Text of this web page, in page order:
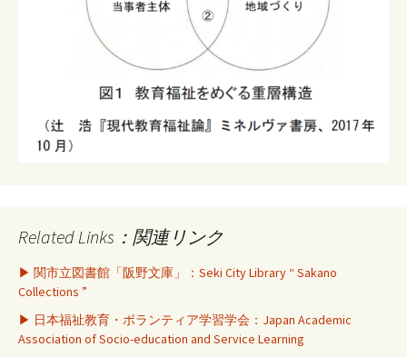
Related Links：関連リンク
▶ 関市立図書館「阪野文庫」：Seki City Library “ Sakano
Collections ”
▶ 日本福祉教育・ボランティア学習学会：Japan Academic
Association of Socio-education and Service Learning